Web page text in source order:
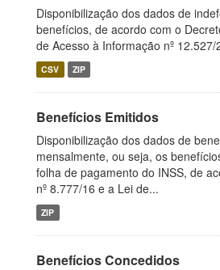
Disponibilização dos dados de
benefícios, de acordo com o
de Acesso à Informação nº 12.527/
CSV ZIP
Benefícios Emitidos
Disponibilização dos dados de
mensalmente, ou seja, os
folha de pagamento do INSS, de
nº 8.777/16 e a Lei de...
ZIP
Benefícios Concedidos